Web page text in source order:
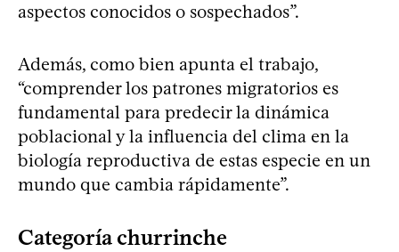
aspectos conocidos o sospechados”.
Además, como bien apunta el trabajo,
“comprender los patrones migratorios es
fundamental para predecir la dinámica
poblacional y la influencia del clima en la
biología reproductiva de estas especie en un
mundo que cambia rápidamente”.
Categoría churrinche